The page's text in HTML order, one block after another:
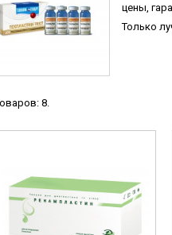
мочи
анализаторы
для новорожденных
и вошеры
цены,
Только
8.